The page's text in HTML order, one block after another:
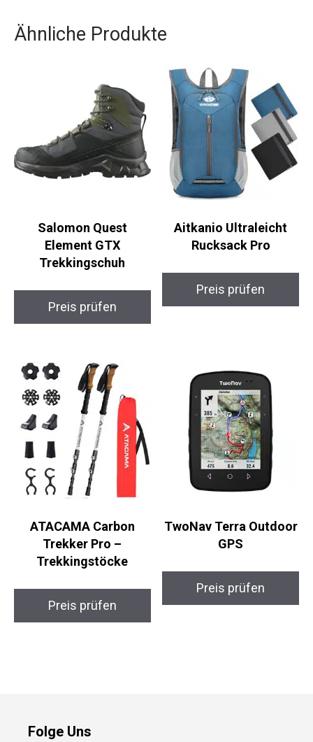
Ähnliche Produkte
Salomon Quest
Element GTX
Trekkingschuh
Preis prüfen
Aitkanio Ultraleicht
Rucksack Pro
Preis prüfen
ATACAMA Carbon
Trekker Pro –
Trekkingstöcke
Preis prüfen
TwoNav Terra
Outdoor GPS
Preis prüfen
Folge Uns